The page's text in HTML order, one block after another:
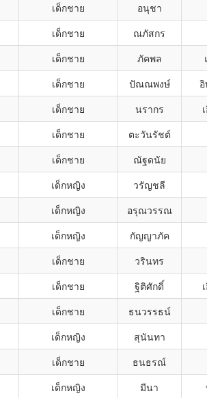
เด็กชาย อนุชา
เด็กชาย ณภัสกร
เด็กชาย ภัคพล
เด็กชาย ปัณณพงษ์
เด็กชาย นรากร
เด็กชาย ตะวันรัชต์
เด็กชาย ณัฐดนัย
เด็กหญิง วรัญชลี
เด็กหญิง อรุณวรรณ
เด็กหญิง กัญญาภัค
เด็กชาย วรินทร
เด็กชาย ฐิติศักดิ์
เด็กชาย ธนวรรธน์
เด็กหญิง สุนันทา
เด็กชาย ธนธรณ์
เด็กหญิง มีนา